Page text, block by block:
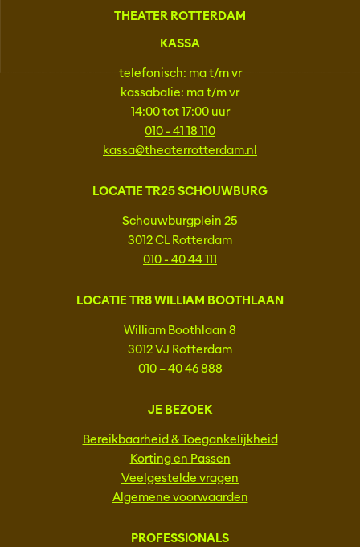
THEATER ROTTERDAM
KASSA
telefonisch: ma t/m vr
kassabalie: ma t/m vr
14:00 tot 17:00 uur
010 - 41 18 110
kassa@theaterrotterdam.nl
LOCATIE TR25 SCHOUWBURG
Schouwburgplein 25
3012 CL Rotterdam
010 - 40 44 111
LOCATIE TR8 WILLIAM BOOTHLAAN
William Boothlaan 8
3012 VJ Rotterdam
010 – 40 46 888
JE BEZOEK
Bereikbaarheid & Toegankelijkheid
Korting en Passen
Veelgestelde vragen
Algemene voorwaarden
PROFESSIONALS